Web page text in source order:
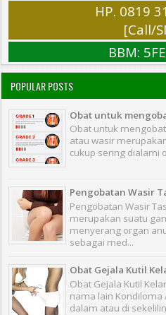
HP. 0819
[Call/
BBM:
POPULAR POSTS
Obat untuk
Obat untuk
atau wasir
cukup sering dialami
Pengobatan Wasir
Pengobatan Wasir
merupakan suatu
menyerang organ
sebagai med...
Obat Gejala Kutil
Obat Gejala Kutil
nama lain
dalam atau di